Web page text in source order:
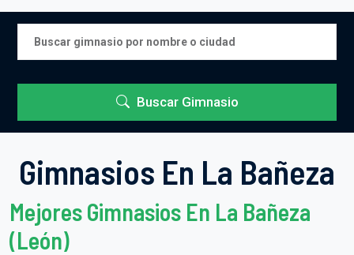
Buscar Gimnasio
Gimnasios En La Bañeza
Mejores Gimnasios En La Bañeza
(León)